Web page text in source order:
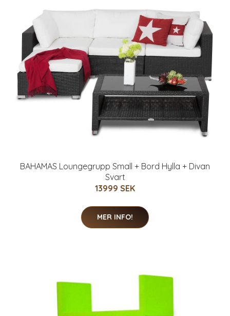
BAHAMAS Loungegrupp Small + Bord Hylla + Divan
Svart
13999 SEK
MER INFO!